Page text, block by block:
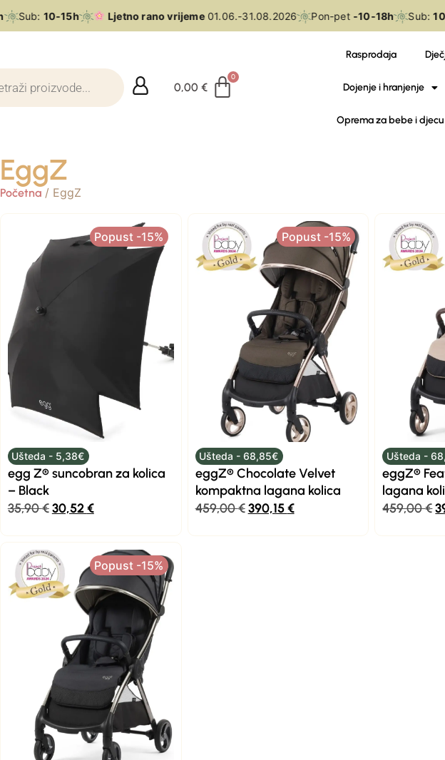
Sub:10-15h Ljetno rano vrijeme01.06.-31.08.2026 Pon-pet-10-18h Sub:10-
0,00€
Rasprodaja
Dojenje i hranjenje
Oprema za bebe i djecu
EggZ
Početna/ EggZ
Popust -15%
Ušteda - 5,38€
egg Z® suncobran za kolica
– Black
35,90€30,52€
Popust -15%
Ušteda - 68,85€
eggZ® Chocolate Velvet
kompaktna lagana kolica
459,00€ 390,15€
Ušteda -
eggZ®
lagana
459,00€
Popust -15%